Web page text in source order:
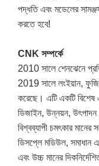
পদ্ধতি এবং মডেলের
করতে হবে!
CNK সম্পর্কে
2010 সালে শেনঝেনে
2019 সালে লংইয়ান,
করেছে। এটি একটি
ডিজাইন, উন্নয়ন, উৎপাদন
বিশ্বব্যাপী চমৎকার মানের
ডিসপ্লে মডিউল, সমাধান
এবং উচ্চ মানের